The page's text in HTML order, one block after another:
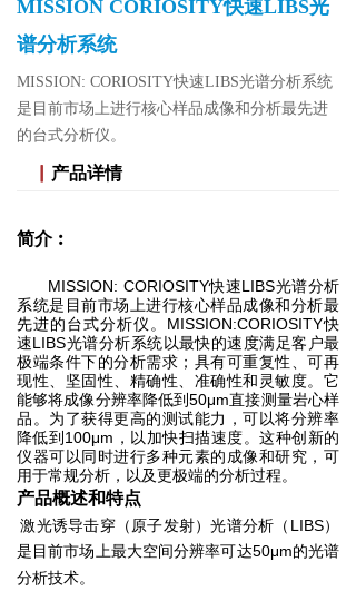
产品详情
简介︰
MISSION: CORIOSITY快速LIBS光谱分析
系统是目前市场上进行核心样品成像和分析最
先进的台式分析仪。MISSION:CORIOSITY快
速LIBS光谱分析系统以最快的速度满足客户最
极端条件下的分析需求；具有可重复性、可再
现性、坚固性、精确性、准确性和灵敏度。它
能够将成像分辨率降低到50μm直接测量岩心样
品。为了获得更高的测试能力，可以将分辨率
降低到100μm，以加快扫描速度。这种创新的
仪器可以同时进行多种元素的成像和研究，可
用于常规分析，以及更极端的分析过程。
产品概述和特点
激光诱导击穿（原子发射）光谱分析（LIBS）
是目前市场上最大空间分辨率可达50μm的光谱
分析技术。
MISSION: CORIOSITY快速LIBS光谱分析系统
是目前市场上进行核心样品成像和分析最先进
的台式分析仪。
MISSION CORIOSITY快速LIBS光
谱分析系统